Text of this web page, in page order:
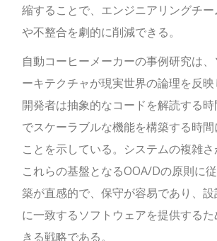
縮することで、エンジニアリングチ
や不整合を劇的に削減できる。
自動コーヒーメーカーの事例研究は
ーキテクチャが現実世界の論理を反映
開発者は抽象的なコードを解読する
でスケーラブルな機能を構築する時
ことを示している。システムの複雑さ
これらの基盤となるOOA/Dの原則に
築が直感的で、保守が容易であり、
に一致するソフトウェアを提供する
きる戦略である。